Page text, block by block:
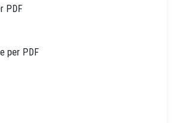
PDF
per PDF